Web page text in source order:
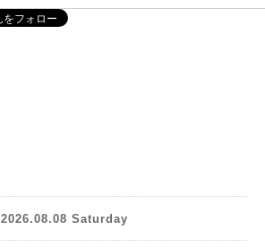
2026.08.08 Saturday